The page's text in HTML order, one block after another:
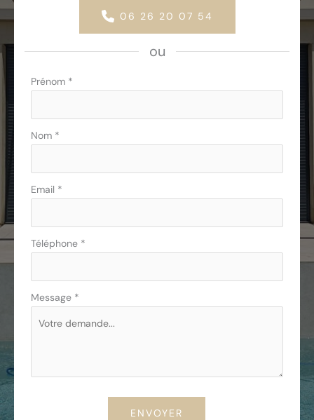
06 26 20 07 54
ou
Formulaire
avec
téléphone
Prénom *
Nom *
Email *
Téléphone *
Message *
ENVOYER